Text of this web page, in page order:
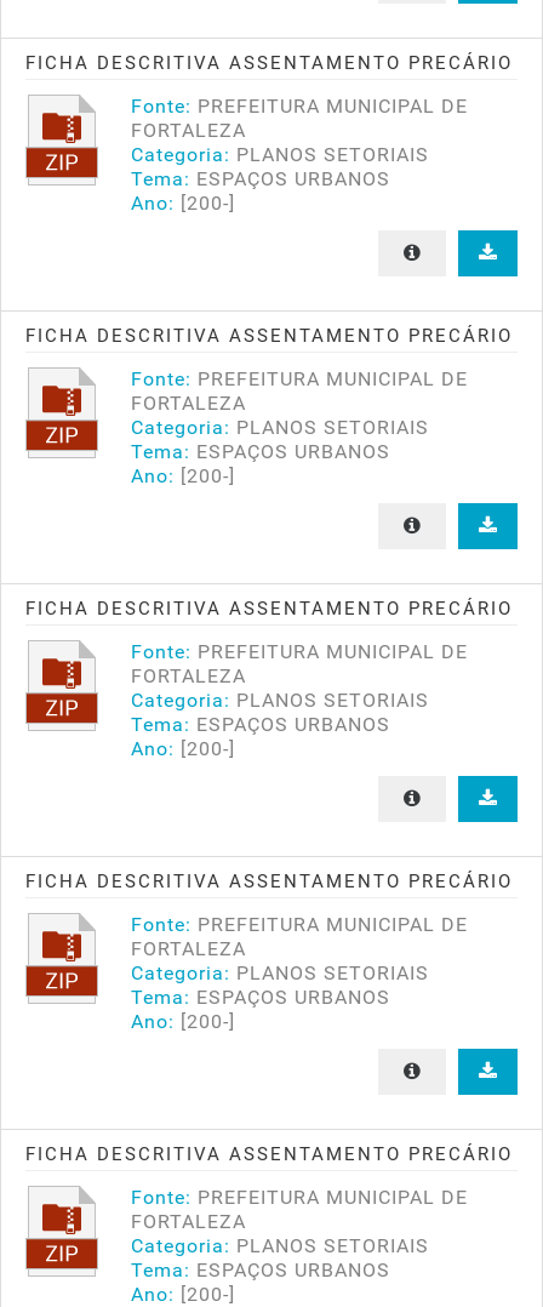
FICHA DESCRITIVA ASSENTAMENTO PRECÁRIO
Fonte: PREFEITURA MUNICIPAL DE
FORTALEZA
Categoria: PLANOS SETORIAIS
Tema: ESPAÇOS URBANOS
Ano: [200-]
FICHA DESCRITIVA ASSENTAMENTO PRECÁRIO
Fonte: PREFEITURA MUNICIPAL DE
FORTALEZA
Categoria: PLANOS SETORIAIS
Tema: ESPAÇOS URBANOS
Ano: [200-]
FICHA DESCRITIVA ASSENTAMENTO PRECÁRIO
Fonte: PREFEITURA MUNICIPAL DE
FORTALEZA
Categoria: PLANOS SETORIAIS
Tema: ESPAÇOS URBANOS
Ano: [200-]
FICHA DESCRITIVA ASSENTAMENTO PRECÁRIO
Fonte: PREFEITURA MUNICIPAL DE
FORTALEZA
Categoria: PLANOS SETORIAIS
Tema: ESPAÇOS URBANOS
Ano: [200-]
FICHA DESCRITIVA ASSENTAMENTO PRECÁRIO
Fonte: PREFEITURA MUNICIPAL DE
FORTALEZA
Categoria: PLANOS SETORIAIS
Tema: ESPAÇOS URBANOS
Ano: [200-]